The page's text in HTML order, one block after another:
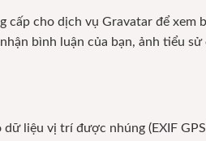
cho dịch vụ Gravatar để xem
bình luận của bạn, ảnh tiểu
liệu vị trí được nhúng (EXIF